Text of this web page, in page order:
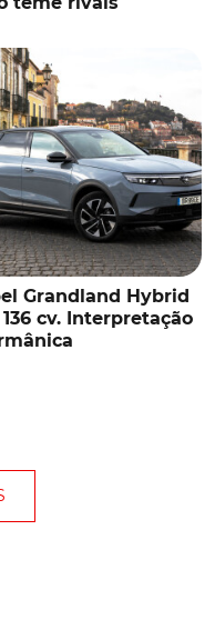
Grandland Hybrid
136 cv. Interpretação